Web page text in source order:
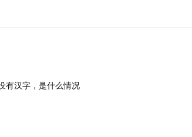
有汉字，是什么情况